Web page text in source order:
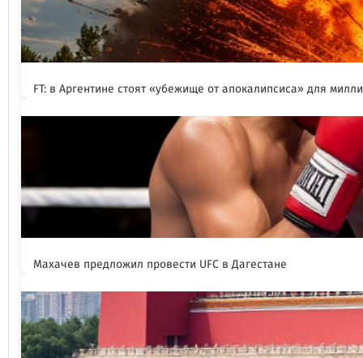
FT: в Аргентине стоят «убежище от апокалипсиса» для
Махачев предложил провести UFC в Дагестане